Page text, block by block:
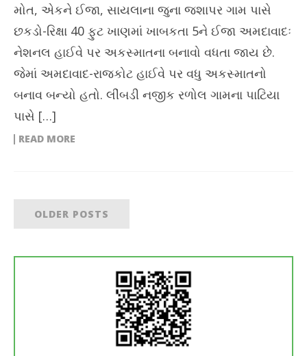
મોત, એકને ઈજા, સાયલાના જુના જશાપર ગામ પાસે
છકડો-રિક્ષા 40 ફુટ ખાણમાં ખાબકતા 5ને ઈજા અમદાવાદઃ
નેશનલ હાઈવે પર અકસ્માતના બનાવો વધતા જાય છે.
જેમાં અમદાવાદ-રાજકોટ હાઈવે પર વધુ અકસ્માતનો
બનાવ બન્યો હતો. લીંબડી નજીક રળોલ ગામના પાટિયા
પાસે […]
READ MORE
OLDER POSTS